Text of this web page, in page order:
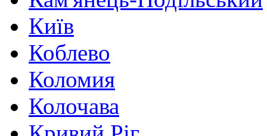
Київ
Коблево
Коломия
Колочава